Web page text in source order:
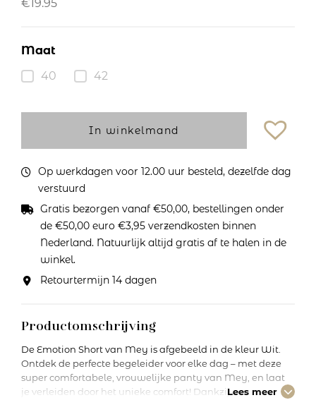
€19.95
Maat
40
42
In winkelmand
Op werkdagen voor 12.00 uur besteld, dezelfde dag
verstuurd
Gratis bezorgen vanaf €50,00, bestellingen onder
de €50,00 euro €3,95 verzendkosten binnen
Nederland. Natuurlijk altijd gratis af te halen in de
winkel.
Retourtermijn 14 dagen
Productomschrijving
De Emotion Short van Mey is afgebeeld in de kleur Wit.
Ontdek de perfecte begeleider voor elke dag – met deze
super comfortabele, vrouwelijke panty van Mey, en laat
je verleiden door het unieke comfort! Dankzij eenLees meer